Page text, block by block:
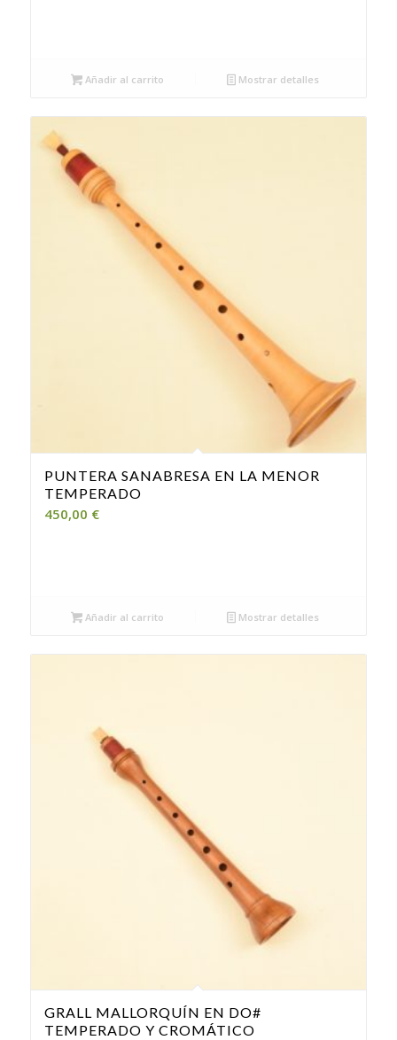
Añadir al carrito Mostrar detalles
PUNTERA SANABRESA EN LA MENOR
TEMPERADO
450,00 €
Añadir al carrito Mostrar detalles
GRALL MALLORQUÍN EN DO#
TEMPERADO Y CROMÁTICO